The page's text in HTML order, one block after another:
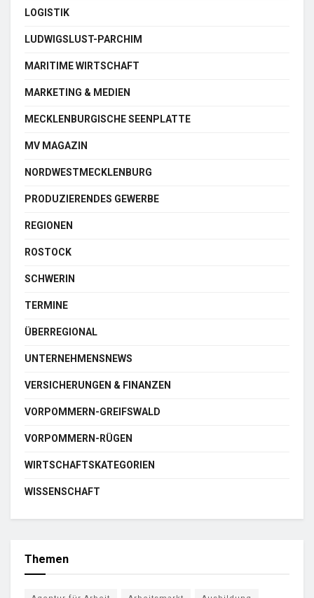
LOGISTIK
LUDWIGSLUST-PARCHIM
MARITIME WIRTSCHAFT
MARKETING & MEDIEN
MECKLENBURGISCHE SEENPLATTE
MV MAGAZIN
NORDWESTMECKLENBURG
PRODUZIERENDES GEWERBE
REGIONEN
ROSTOCK
SCHWERIN
TERMINE
ÜBERREGIONAL
UNTERNEHMENSNEWS
VERSICHERUNGEN & FINANZEN
VORPOMMERN-GREIFSWALD
VORPOMMERN-RÜGEN
WIRTSCHAFTSKATEGORIEN
WISSENSCHAFT
Themen